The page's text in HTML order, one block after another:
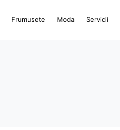
Frumusete Moda Servicii